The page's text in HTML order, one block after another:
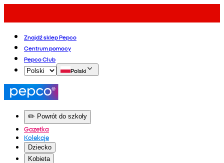
Znajdź sklep Pepco
Centrum pomocy
Pepco Club
Polski
✏️ Powrót do szkoły
Gazetka
Kolekcje
Dziecko
Kobieta